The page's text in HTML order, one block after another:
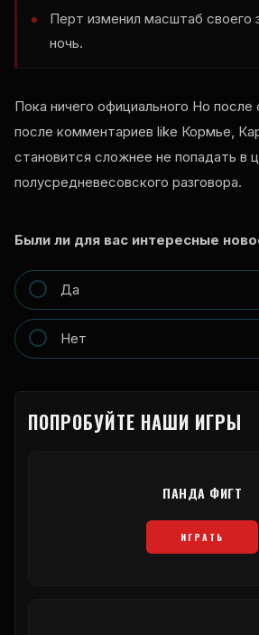
Перт изменил масштаб своего
ночь.
Пока ничего официального Но после
после комментариев like Кормье,
становится сложнее не попадать в
полусредневесовского разговора.
Были ли для вас интересные
Да
Нет
ПОПРОБУЙТЕ НАШИ ИГРЫ
ПАНДА ФИГТ
ИГРАТЬ